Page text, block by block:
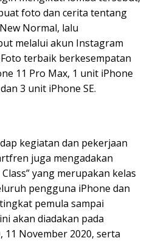
foto dan cerita tentang
Normal, lalu
melalui akun Instagram
terbaik berkesempatan
11 Pro Max, 1 unit iPhone
3 unit iPhone SE.
kegiatan dan pekerjaan
juga mengadakan
yang merupakan kelas
pengguna iPhone dan
pemula sampai
ini akan diadakan pada
November 2020, serta